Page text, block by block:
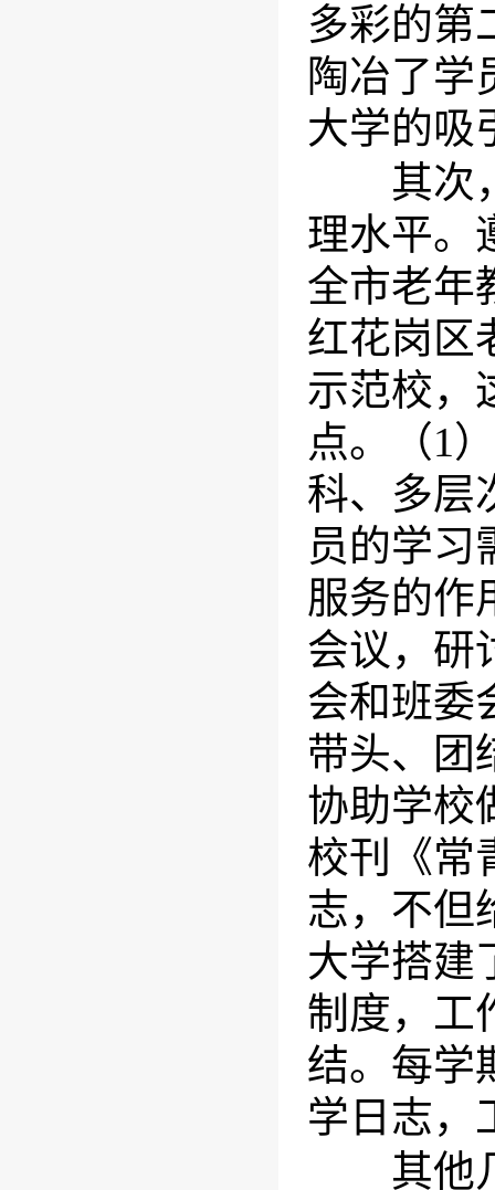
多彩的第
陶冶了学
大学的吸
其次，
理水平。
全市老年
红花岗区
示范校，
点。（1
科、多层
员的学习
服务的作
会议，研
会和班委
带头、团
协助学校
校刊《常
志，不但
大学搭建
制度，工
结。每学
学日志，
其他几